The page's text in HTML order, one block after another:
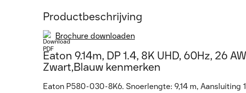
Productbeschrijving
Brochure downloaden
Eaton 9.14m, DP 1.4, 8K UHD, 60Hz, 26
Zwart,Blauw kenmerken
Eaton P580-030-8K6. Snoerlengte: 9,14 m, Aansluiting